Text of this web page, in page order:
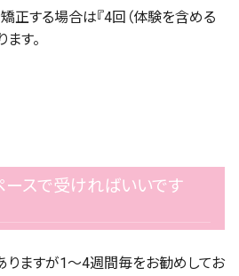
正する場合は『4回（体験を含める
ます。
ースで受ければいいです
りますが1～4週間毎をお勧めしてお